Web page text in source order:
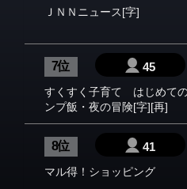
ＪＮＮニュース[字]
7 位 45
すくすく子育て はじめて
ンプ飯・夜の冒険[字][再]
8 位 41
マル得！ショッピング